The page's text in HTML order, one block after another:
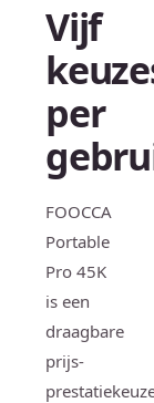
Vijf
per
FOOCCA
Portable
Pro 45K
is een
draagbare
prijs-